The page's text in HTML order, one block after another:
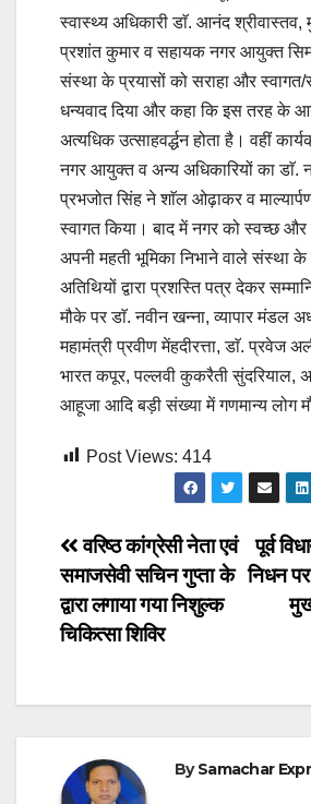
स्वास्थ्य अधिकारी डाॅ. आनंद श्रीवास्तव,
प्रशांत कुमार व सहायक नगर आयुक्त
संस्था के प्रयासों को सराहा और स्वागत/
धन्यवाद दिया और कहा कि इस तरह के
अत्यधिक उत्साहवर्द्धन होता है। वहीं
नगर आयुक्त व अन्य अधिकारियों का डाॅ.
प्रभजोत सिंह ने शाॅल ओढ़ाकर व
स्वागत किया। बाद में नगर को स्वच्छ
अपनी महती भूमिका निभाने वाले संस्था के
अतिथियों द्वारा प्रशस्ति पत्र देकर
मौके पर डाॅ. नवीन खन्ना, व्यापार मंडल
महामंत्री प्रवीण मेंहदीरत्ता, डाॅ. प्रवेज
भारत कपूर, पल्लवी कुकरैती सुंदरियाल,
आहूजा आदि बड़ी संख्या में गणमान्य लोग
Post Views: 414
Post
navigation
पूर्व
निधन
वरिष्ठ कांग्रेसी नेता एवं
समाजसेवी सचिन गुप्ता के
द्वारा लगाया गया निशुल्क
चिकित्सा शिविर
BySamachar